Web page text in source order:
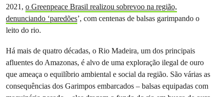
2021, o Greenpeace Brasil realizou sobrevoo na região,
denunciando ‘paredões’, com centenas de balsas garimpando o
leito do rio.
Há mais de quatro décadas, o Rio Madeira, um dos principais
afluentes do Amazonas, é alvo de uma exploração ilegal de ouro
que ameaça o equilíbrio ambiental e social da região. São várias as
consequências dos Garimpos embarcados – balsas equipadas com